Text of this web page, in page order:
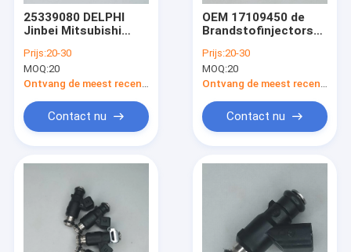
25339080 DELPHI
Jinbei Mitsubishi
Brandstofinjectorvervanging
Prijs:20-30
MOQ:20
Contact nu
OEM 17109450 de
Brandstofinjectors
Espero Nubira van
Daewoo Lanos 1,5
1,6 16V
Prijs:20-30
MOQ:20
Contact nu